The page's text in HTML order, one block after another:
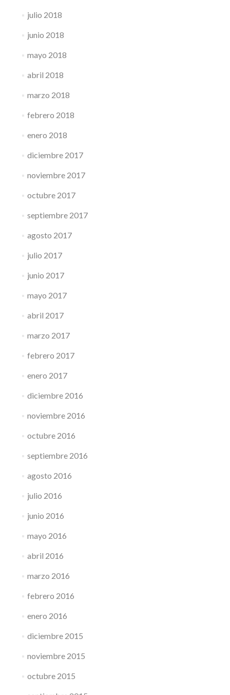
julio 2018
junio 2018
mayo 2018
abril 2018
marzo 2018
febrero 2018
enero 2018
diciembre 2017
noviembre 2017
octubre 2017
septiembre 2017
agosto 2017
julio 2017
junio 2017
mayo 2017
abril 2017
marzo 2017
febrero 2017
enero 2017
diciembre 2016
noviembre 2016
octubre 2016
septiembre 2016
agosto 2016
julio 2016
junio 2016
mayo 2016
abril 2016
marzo 2016
febrero 2016
enero 2016
diciembre 2015
noviembre 2015
octubre 2015